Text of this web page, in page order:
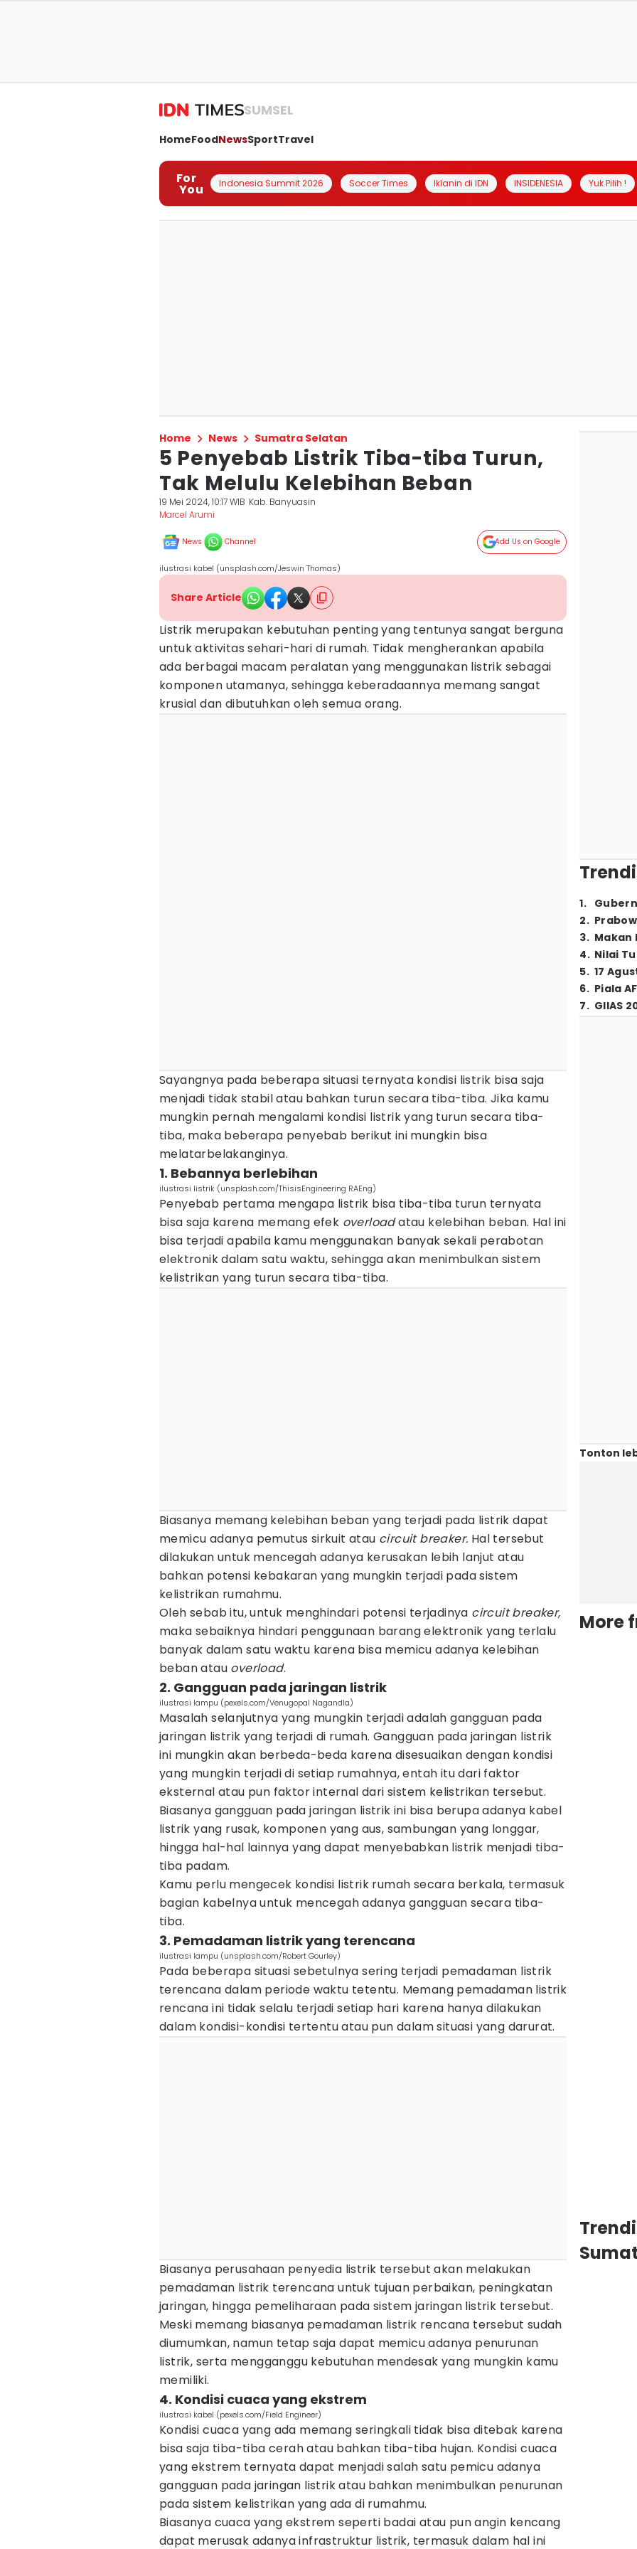
SUMSEL
HomeFoodNewsSportTravel
For
You Indonesia Summit 2026 Soccer Times Iklanin di IDN INSIDENESIA Yuk Pilih !
Home News Sumatra Selatan
5 Penyebab Listrik Tiba-tiba Turun,
Tak Melulu Kelebihan Beban
19 Mei 2024, 10:17 WIB Kab. Banyuasin
Marcel Arumi
News Channel Add Us on Google
ilustrasi kabel (unsplash.com/Jeswin Thomas)
Share Article
Listrik merupakan kebutuhan penting yang tentunya sangat berguna
untuk aktivitas sehari-hari di rumah. Tidak mengherankan apabila
ada berbagai macam peralatan yang menggunakan listrik sebagai
komponen utamanya, sehingga keberadaannya memang sangat
krusial dan dibutuhkan oleh semua orang.
Sayangnya pada beberapa situasi ternyata kondisi listrik bisa saja
menjadi tidak stabil atau bahkan turun secara tiba-tiba. Jika kamu
mungkin pernah mengalami kondisi listrik yang turun secara tiba-
tiba, maka beberapa penyebab berikut ini mungkin bisa
melatarbelakanginya.
1. Bebannya berlebihan
ilustrasi listrik (unsplash.com/ThisisEngineering RAEng)
Penyebab pertama mengapa listrik bisa tiba-tiba turun ternyata
bisa saja karena memang efek overloadatau kelebihan beban. Hal ini
bisa terjadi apabila kamu menggunakan banyak sekali perabotan
elektronik dalam satu waktu, sehingga akan menimbulkan sistem
kelistrikan yang turun secara tiba-tiba.
Biasanya memang kelebihan beban yang terjadi pada listrik dapat
memicu adanya pemutus sirkuit atau circuit breaker. Hal tersebut
dilakukan untuk mencegah adanya kerusakan lebih lanjut atau
bahkan potensi kebakaran yang mungkin terjadi pada sistem
kelistrikan rumahmu.
Oleh sebab itu, untuk menghindari potensi terjadinya circuit breaker,
maka sebaiknya hindari penggunaan barang elektronik yang terlalu
banyak dalam satu waktu karena bisa memicu adanya kelebihan
beban atau overload.
2. Gangguan pada jaringan listrik
ilustrasi lampu (pexels.com/Venugopal Nagandla)
Masalah selanjutnya yang mungkin terjadi adalah gangguan pada
jaringan listrik yang terjadi di rumah. Gangguan pada jaringan listrik
ini mungkin akan berbeda-beda karena disesuaikan dengan kondisi
yang mungkin terjadi di setiap rumahnya, entah itu dari faktor
eksternal atau pun faktor internal dari sistem kelistrikan tersebut.
Biasanya gangguan pada jaringan listrik ini bisa berupa adanya kabel
listrik yang rusak, komponen yang aus, sambungan yang longgar,
hingga hal-hal lainnya yang dapat menyebabkan listrik menjadi tiba-
tiba padam.
Kamu perlu mengecek kondisi listrik rumah secara berkala, termasuk
bagian kabelnya untuk mencegah adanya gangguan secara tiba-
tiba.
3. Pemadaman listrik yang terencana
ilustrasi lampu (unsplash.com/Robert Gourley)
Pada beberapa situasi sebetulnya sering terjadi pemadaman listrik
terencana dalam periode waktu tetentu. Memang pemadaman listrik
rencana ini tidak selalu terjadi setiap hari karena hanya dilakukan
dalam kondisi-kondisi tertentu atau pun dalam situasi yang darurat.
Biasanya perusahaan penyedia listrik tersebut akan melakukan
pemadaman listrik terencana untuk tujuan perbaikan, peningkatan
jaringan, hingga pemeliharaan pada sistem jaringan listrik tersebut.
Meski memang biasanya pemadaman listrik rencana tersebut sudah
diumumkan, namun tetap saja dapat memicu adanya penurunan
listrik, serta mengganggu kebutuhan mendesak yang mungkin kamu
memiliki.
4. Kondisi cuaca yang ekstrem
ilustrasi kabel (pexels.com/Field Engineer)
Kondisi cuaca yang ada memang seringkali tidak bisa ditebak karena
bisa saja tiba-tiba cerah atau bahkan tiba-tiba hujan. Kondisi cuaca
yang ekstrem ternyata dapat menjadi salah satu pemicu adanya
gangguan pada jaringan listrik atau bahkan menimbulkan penurunan
pada sistem kelistrikan yang ada di rumahmu.
Biasanya cuaca yang ekstrem seperti badai atau pun angin kencang
dapat merusak adanya infrastruktur listrik, termasuk dalam hal ini
1.
2.
3. Makan
4. Nilai
5. 17
6. Piala
7. GIIAS
Tonton
More